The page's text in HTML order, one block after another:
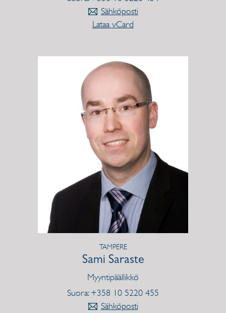
Sähköposti
Lataa vCard
TAMPERE
Sami Saraste
Myyntipäällikkö
Suora: +358 10 5220 455
Sähköposti